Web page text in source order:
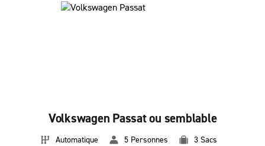
Volkswagen Passat ou semblable
Automatique 5 Personnes 3 Sacs